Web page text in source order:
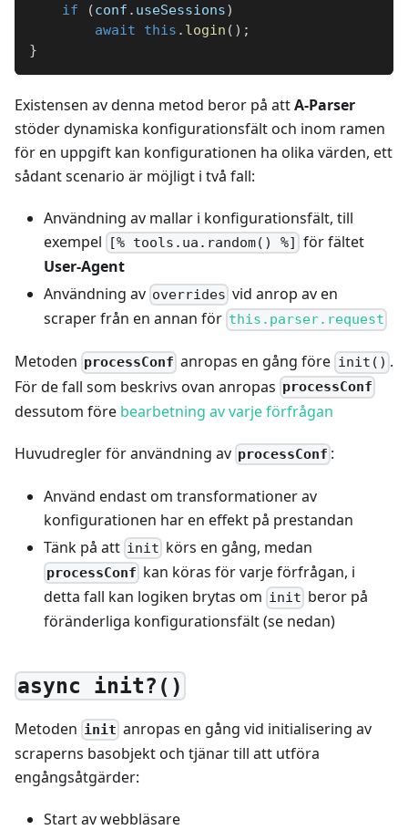
if (conf . useSessions)
await
this . login ( ) ;
}
Existensen av denna metod beror på attA-Parser
stöder dynamiska konfigurationsfält och inom ramen
för en uppgift kan konfigurationen ha olika värden, ett
sådant scenario är möjligt i två fall:
Användning av mallar i konfigurationsfält, till
exempel
[% tools.ua.random() %] för fältet
User-Agent
Användning av overrides vid anrop av en
scraper från en annan för this.parser.request
Metoden processConf anropas en gång före init() .
För de fall som beskrivs ovan anropas processConf
dessutom före bearbetning av varje förfrågan
Huvudregler för användning av processConf :
Använd endast om transformationer av
konfigurationen har en effekt på prestandan
Tänk på att init körs en gång, medan
processConf kan köras för varje förfrågan, i
detta fall kan logiken brytas om init beror på
föränderliga konfigurationsfält (se nedan)
async init?()
Metoden init anropas en gång vid initialisering av
scraperns basobjekt och tjänar till att utföra
engångsåtgärder:
Start av webbläsare